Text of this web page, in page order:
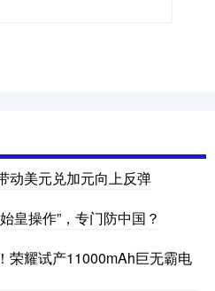
动美元兑加元向上反弹
皇操作”，专门防中国？
荣耀试产11000mAh巨无霸电